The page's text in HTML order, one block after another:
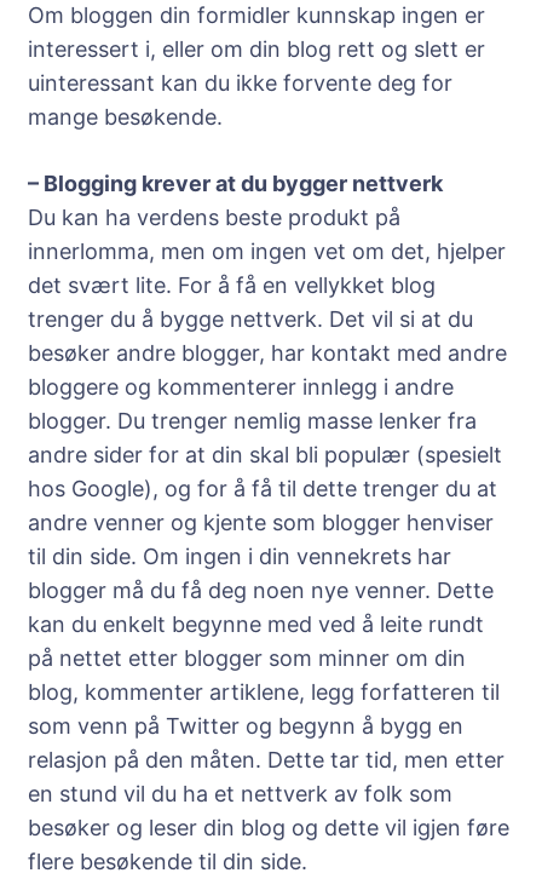
Om bloggen din formidler kunnskap ingen er
interessert i, eller om din blog rett og slett er
uinteressant kan du ikke forvente deg for
mange besøkende.
– Blogging krever at du bygger nettverk
Du kan ha verdens beste produkt på
innerlomma, men om ingen vet om det, hjelper
det svært lite. For å få en vellykket blog
trenger du å bygge nettverk. Det vil si at du
besøker andre blogger, har kontakt med andre
bloggere og kommenterer innlegg i andre
blogger. Du trenger nemlig masse lenker fra
andre sider for at din skal bli populær (spesielt
hos Google), og for å få til dette trenger du at
andre venner og kjente som blogger henviser
til din side. Om ingen i din vennekrets har
blogger må du få deg noen nye venner. Dette
kan du enkelt begynne med ved å leite rundt
på nettet etter blogger som minner om din
blog, kommenter artiklene, legg forfatteren til
som venn på Twitter og begynn å bygg en
relasjon på den måten. Dette tar tid, men etter
en stund vil du ha et nettverk av folk som
besøker og leser din blog og dette vil igjen føre
flere besøkende til din side.